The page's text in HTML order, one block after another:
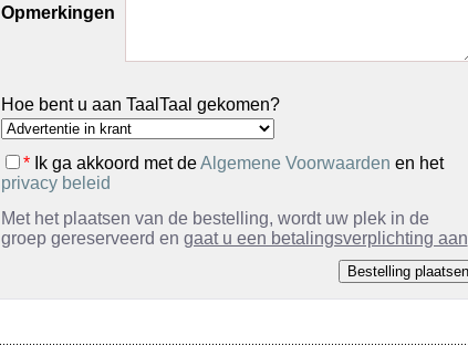
Opmerkingen
Hoe bent u aan TaalTaal gekomen?
*Ik ga akkoord met deAlgemene Voorwaarden en het
privacy beleid
Met het plaatsen van de bestelling, wordt uw plek in de
groep gereserveerd en gaat u een betalingsverplichting aan